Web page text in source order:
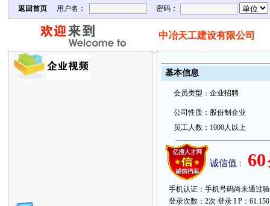
返回首页 用户名： 密码：
中冶天工建设有限公司
基本信息
会员类型： 企业招聘
公司性质： 股份制企业
员工人数： 1000人以上
诚信值 ： 60
手机认证：手机号码尚未通过
登录次数：2次 登录 I P：